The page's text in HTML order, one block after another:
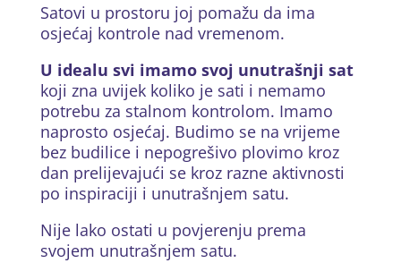
Satovi u prostoru joj pomažu da ima
osjećaj kontrole nad vremenom.
U idealu svi imamo svoj unutrašnji sat
koji zna uvijek koliko je sati i nemamo
potrebu za stalnom kontrolom. Imamo
naprosto osjećaj. Budimo se na vrijeme
bez budilice i nepogrešivo plovimo kroz
dan prelijevajući se kroz razne aktivnosti
po inspiraciji i unutrašnjem satu.
Nije lako ostati u povjerenju prema
svojem unutrašnjem satu.